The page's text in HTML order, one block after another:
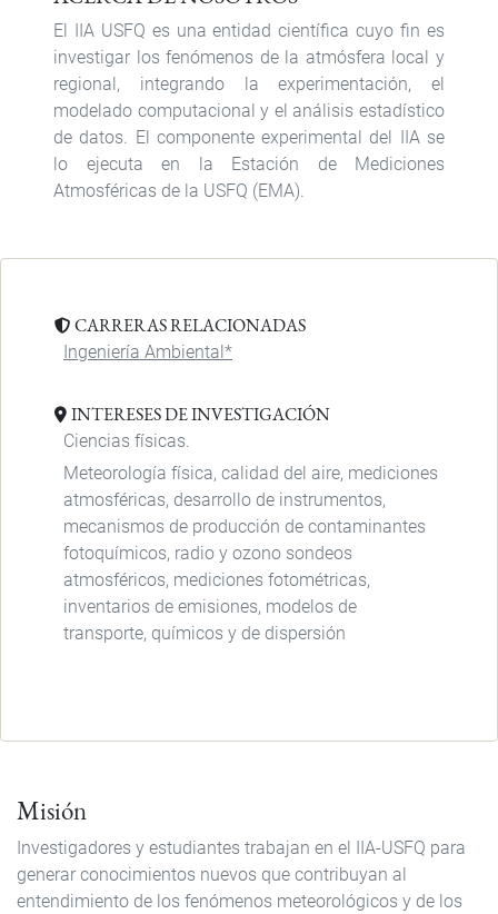
El IIA USFQ es una entidad científica cuyo fin es
investigar los fenómenos de la atmósfera local y
regional, integrando la experimentación, el
modelado computacional y el análisis estadístico
de datos. El componente experimental del IIA se
lo ejecuta en la Estación de Mediciones
Atmosféricas de la USFQ (EMA).
CARRERAS RELACIONADAS
Ingeniería Ambiental*
INTERESES DE INVESTIGACIÓN
Ciencias físicas.
Meteorología física, calidad del aire, mediciones
atmosféricas, desarrollo de instrumentos,
mecanismos de producción de contaminantes
fotoquímicos, radio y ozono sondeos
atmosféricos, mediciones fotométricas,
inventarios de emisiones, modelos de
transporte, químicos y de dispersión
Misión
Investigadores y estudiantes trabajan en el IIA-USFQ para
generar conocimientos nuevos que contribuyan al
entendimiento de los fenómenos meteorológicos y de los